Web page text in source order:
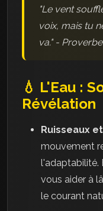
"Le vent
voix, mais tu
va." -
💧 L'Eau :
Révélation
Ruisseaux
mouvement
l'adaptabilité.
vous aider à
le courant